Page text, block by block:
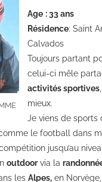
Age : 33 ans
Résidence: Saint
Calvados
Toujours partant
celui-ci mêle
activités sportives
mieux.
Je viens de sports
le football dans
jusqu’au
outdoorvia la
les Alpes, en